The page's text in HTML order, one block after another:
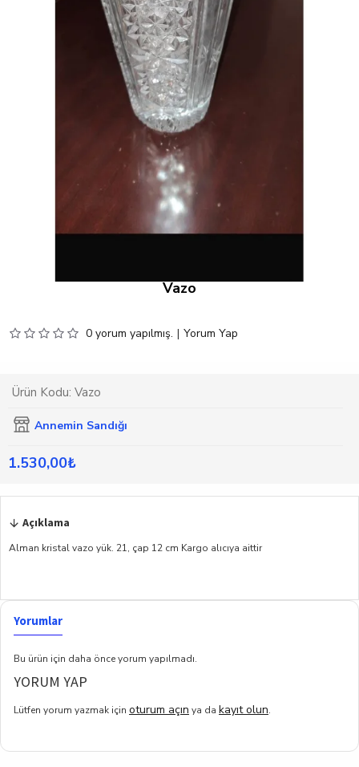
Vazo
0 yorum yapılmış. | Yorum Yap
1.530,00₺
Ürün Kodu: Vazo
Annemin Sandığı
Açıklama
Alman kristal vazo yük. 21, çap 12 cm Kargo alıcıya aittir
Yorumlar
Bu ürün için daha önce yorum yapılmadı.
YORUM YAP
Lütfen yorum yazmak için oturum açın ya da kayıt olun.